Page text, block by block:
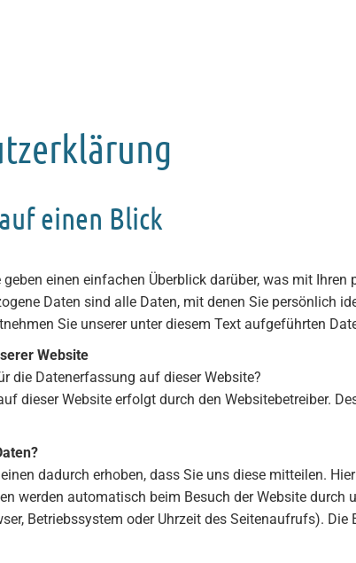
einen Blick
einen einfachen Überblick darüber, was mit
Daten sind alle Daten, mit denen Sie persönlich
Sie unserer unter diesem Text aufgeführten
Website
die Datenerfassung auf dieser Website?
dieser Website erfolgt durch den Websitebetreiber.
dadurch erhoben, dass Sie uns diese mitteilen.
werden automatisch beim Besuch der Website durch
Betriebssystem oder Uhrzeit des Seitenaufrufs).